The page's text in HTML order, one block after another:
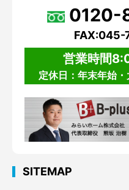
0120-
営業時間
定休日：年末年始
SITEMAP